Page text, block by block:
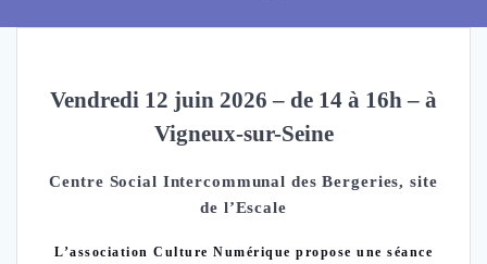
Vendredi 12 juin 2026 – de 14 à 16h – à
Vigneux-sur-Seine
Centre Social Intercommunal des Bergeries, site
de l’Escale
L’association Culture Numérique propose une séance